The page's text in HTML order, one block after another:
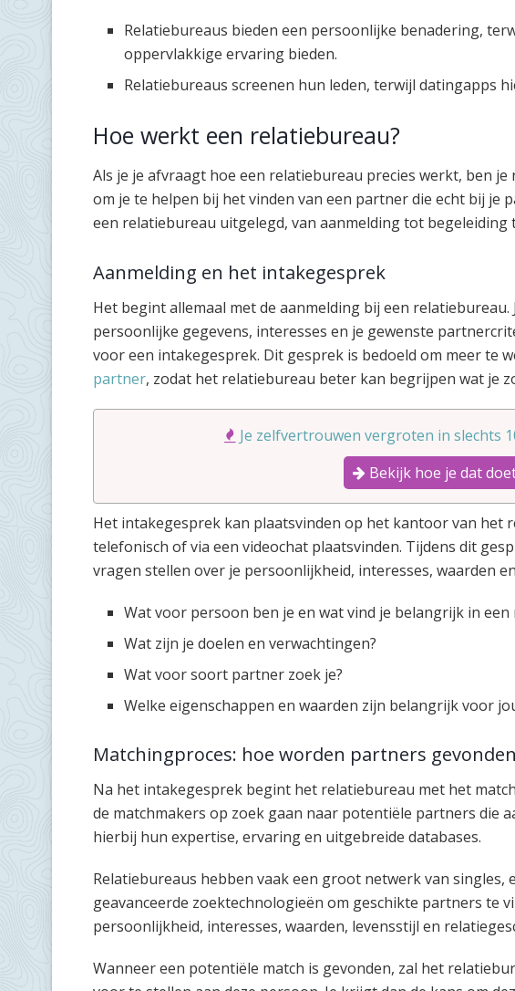
Relatiebureaus bieden een persoonlijke benadering,
oppervlakkige ervaring bieden.
Relatiebureaus screenen hun leden, terwijl datingapps
Hoe werkt een relatiebureau?
Als je je afvraagt hoe een relatiebureau precies werkt, ben
om je te helpen bij het vinden van een partner die echt bij je
een relatiebureau uitgelegd, van aanmelding tot begeleiding
Aanmelding en het intakegesprek
Het begint allemaal met de aanmelding bij een
persoonlijke gegevens, interesses en je gewenste
voor een intakegesprek. Dit gesprek is bedoeld om meer te
partner, zodat het relatiebureau beter kan begrijpen wat je
Je zelfvertrouwen vergroten in slechts
Bekijk hoe je dat
Het intakegesprek kan plaatsvinden op het kantoor van het
telefonisch of via een videochat plaatsvinden. Tijdens dit
vragen stellen over je persoonlijkheid, interesses, waarden
Wat voor persoon ben je en wat vind je belangrijk in een
Wat zijn je doelen en verwachtingen?
Wat voor soort partner zoek je?
Welke eigenschappen en waarden zijn belangrijk voor
Matchingproces: hoe worden partners
Na het intakegesprek begint het relatiebureau met het
de matchmakers op zoek gaan naar potentiële partners die
hierbij hun expertise, ervaring en uitgebreide databases.
Relatiebureaus hebben vaak een groot netwerk van singles,
geavanceerde zoektechnologieën om geschikte partners te
persoonlijkheid, interesses, waarden, levensstijl en
Wanneer een potentiële match is gevonden, zal het